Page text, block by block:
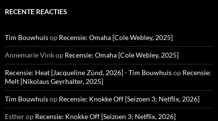
RECENTE REACTIES
Tim Bouwhuisop Recensie: Omaha [Cole Webley, 2025]
Annemarie Vinkop Recensie: Omaha [Cole Webley, 2025]
Recensie: Heat [Jacqueline Zünd, 2026] - Tim Bouwhuisop Recensie:
Melt [Nikolaus Geyrhalter, 2025]
Tim Bouwhuisop Recensie: Knokke Off [Seizoen 3; Netflix, 2026]
Estherop Recensie: Knokke Off [Seizoen 3; Netflix, 2026]